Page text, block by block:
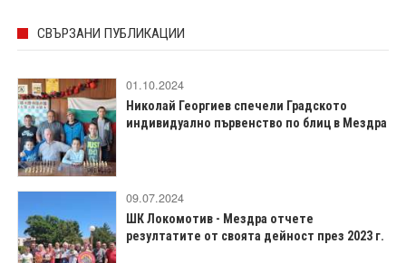
СВЪРЗАНИ ПУБЛИКАЦИИ
01.10.2024
Николай Георгиев спечели Градското
индивидуално първенство по блиц в Мездра
09.07.2024
ШК Локомотив - Мездра отчете
резултатите от своята дейност през 2023 г.